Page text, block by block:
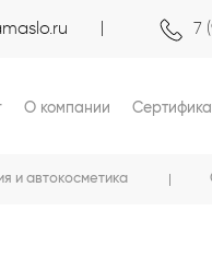
7
О компании
и автокосметика